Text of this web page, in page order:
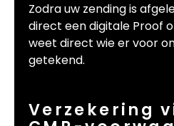
Zodra uw zending is
direct een digitale Proof
weet direct wie er voor
getekend.
Verzekering